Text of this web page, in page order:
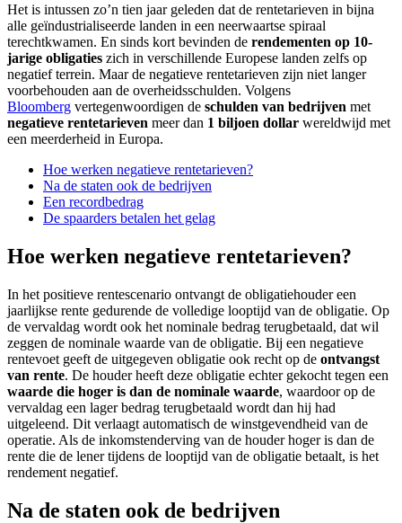
Het is intussen zo’n tien jaar geleden dat de rentetarieven in bijna
alle geïndustrialiseerde landen in een neerwaartse spiraal
terechtkwamen. En sinds kort bevinden de rendementen op 10-
jarige obligaties zich in verschillende Europese landen zelfs op
negatief terrein. Maar de negatieve rentetarieven zijn niet langer
voorbehouden aan de overheidsschulden. Volgens
Bloomberg vertegenwoordigen de schulden van bedrijven met
negatieve rentetarieven meer dan 1 biljoen dollar wereldwijd met
een meerderheid in Europa.
Hoe werken negatieve rentetarieven?
Na de staten ook de bedrijven
Een recordbedrag
De spaarders betalen het gelag
Hoe werken negatieve rentetarieven?
In het positieve rentescenario ontvangt de obligatiehouder een
jaarlijkse rente gedurende de volledige looptijd van de obligatie. Op
de vervaldag wordt ook het nominale bedrag terugbetaald, dat wil
zeggen de nominale waarde van de obligatie. Bij een negatieve
rentevoet geeft de uitgegeven obligatie ook recht op de ontvangst
van rente. De houder heeft deze obligatie echter gekocht tegen een
waarde die hoger is dan de nominale waarde, waardoor op de
vervaldag een lager bedrag terugbetaald wordt dan hij had
uitgeleend. Dit verlaagt automatisch de winstgevendheid van de
operatie. Als de inkomstenderving van de houder hoger is dan de
rente die de lener tijdens de looptijd van de obligatie betaalt, is het
rendement negatief.
Na de staten ook de bedrijven